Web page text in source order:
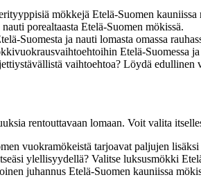
mökkejä Etelä-Suomen kauniissa
porealtaasta Etelä-Suomen mökissä.
Suomesta ja nauti lomasta omassa
Etelä-Suomessa
vaihtoehtoa? Löydä edullinen
rentouttavaan lomaan. Voit valita
vuokramökeistä tarjoavat paljujen
ylellisyydellä? Valitse luksusmökki
juhannus Etelä-Suomen kauniissa